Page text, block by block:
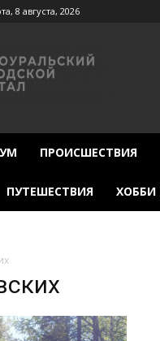
8 августа, 2026
ПРОИСШЕСТВИЯ
ПУТЕШЕСТВИЯ ХОББИ